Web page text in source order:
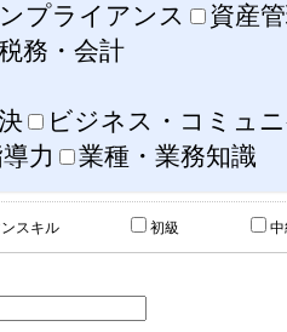
プライアンス
資産
務・会計
ビジネス・コミュ
力
業種・業務知識
企画評価
クトマネジメント
IS運用
共通業務（契約
人材育成、資産
競争環境の変化
スキル 初級